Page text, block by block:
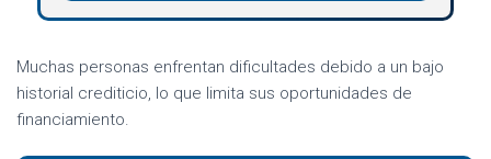
Muchas personas enfrentan dificultades debido a un bajo
historial crediticio, lo que limita sus oportunidades de
financiamiento.